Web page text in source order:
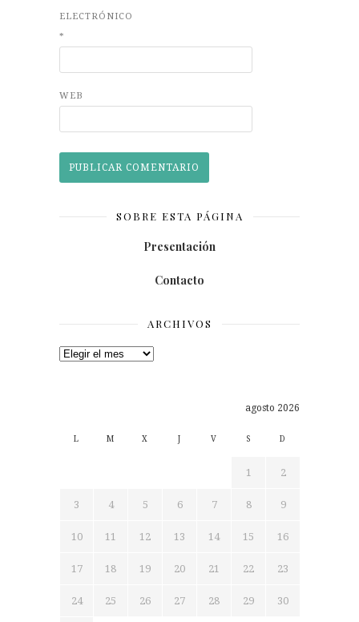
ELECTRÓNICO
*
WEB
SOBRE ESTA PÁGINA
Presentación
Contacto
ARCHIVOS
Archivos
agosto 2026
L M X J V S D
1 2
3 4 5 6 7 8 9
10 11 12 13 14 15 16
17 18 19 20 21 22 23
24 25 26 27 28 29 30